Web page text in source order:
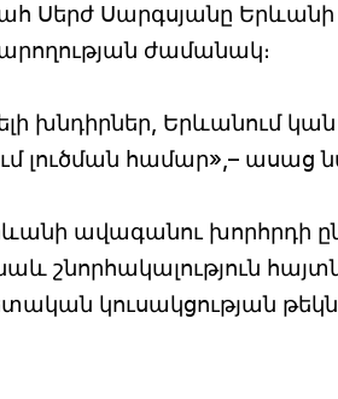
Սերժ Սարգսյանը
ժամանակ։
խնդիրներ, Երևանում կան
լուծման համար»,– ասաց
ավագանու խորհրդի
շնորհակալություն
կուսակցության